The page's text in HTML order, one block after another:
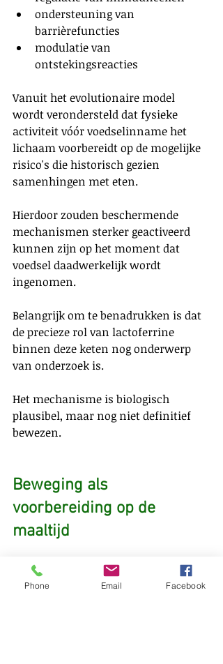
ondersteuning van
barrièrefuncties
modulatie van
ontstekingsreacties
Vanuit het evolutionaire model
wordt verondersteld dat fysieke
activiteit vóór voedselinname het
lichaam voorbereidt op de mogelijke
risico's die historisch gezien
samenhingen met eten.
Hierdoor zouden beschermende
mechanismen sterker geactiveerd
kunnen zijn op het moment dat
voedsel daadwerkelijk wordt
ingenomen.
Belangrijk om te benadrukken is dat
de precieze rol van lactoferrine
binnen deze keten nog onderwerp
van onderzoek is.
Het mechanisme is biologisch
plausibel, maar nog niet definitief
bewezen.
Beweging als
voorbereiding op de
maaltijd
Wat we inmiddels wel redelijk zeker
weten, is dat beweging voorafgaand
Phone Email Facebook